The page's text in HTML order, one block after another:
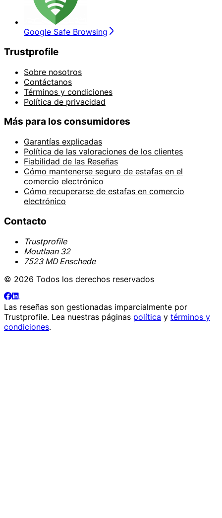
Google Safe Browsing
Trustprofile
Sobre nosotros
Contáctanos
Términos y condiciones
Política de privacidad
Más para los consumidores
Garantías explicadas
Política de las valoraciones de los clientes
Fiabilidad de las Reseñas
Cómo mantenerse seguro de estafas en el
comercio electrónico
Cómo recuperarse de estafas en comercio
electrónico
Contacto
Trustprofile
Moutlaan 32
7523 MD Enschede
© 2026 Todos los derechos reservados
Las reseñas son gestionadas imparcialmente por
Trustprofile. Lea nuestras páginas política y términos y
condiciones.